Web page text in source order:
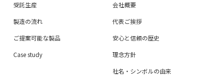
受託生産
製造の流れ
ご提案可能な製品
Case study
会社概要
代表ご挨拶
安心と信頼の歴史
理念方針
社名・シンボルの由来